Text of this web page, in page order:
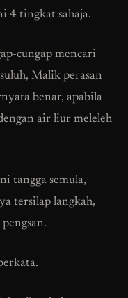
4 tingkat sahaja.
cungap mencari
Malik perasan
benar, apabila
air liur meleleh
tangga semula,
tersilap langkah,